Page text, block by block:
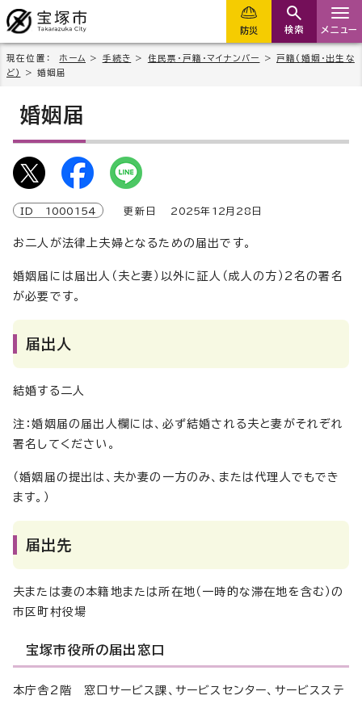
防災 検索 メニュー
現在位置： ホーム > 手続き > 住民票・戸籍・マイナンバー > 戸籍(婚姻・出生な
ど)
> 婚姻届
婚姻届
ID 1000154 更新日 2025年 12 月 28 日
お二人が法律上夫婦となるための届出です。
婚姻届には届出人（夫と妻）以外に証人（成人の方）2名の署名
が必要です。
届出人
結婚する二人
注：婚姻届の届出人欄には、必ず結婚される夫と妻がそれぞれ
署名してください。
（婚姻届の提出は、夫か妻の一方のみ、または代理人でもでき
ます。）
届出先
夫または妻の本籍地または所在地（一時的な滞在地を含む）の
市区町村役場
宝塚市役所の届出窓口
本庁舎2階 窓口サービス課、サービスセンター、サービスステ